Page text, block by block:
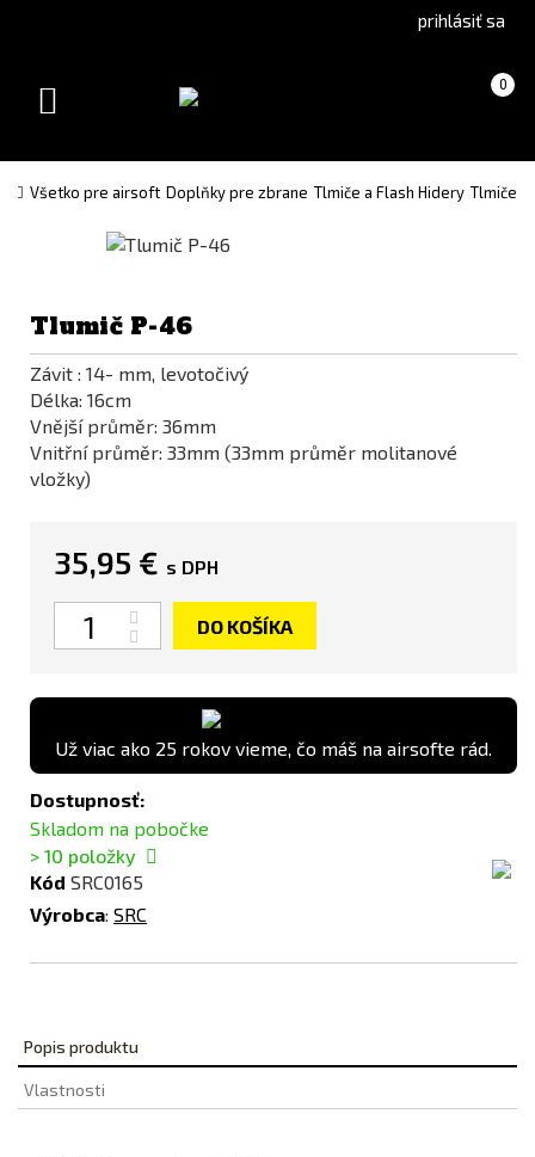
(Czech)version
prihlásiť sa
Košík 0
(prázdny)
Toggle
Všetko pre airsoft Doplňky pre zbrane Tlmiče a Flash Hidery Tlmiče
Tlumič P-46
Závit : 14- mm, levotočivý
Délka: 16cm
Vnější průměr: 36mm
Vnitřní průměr: 33mm (33mm průměr molitanové
vložky)
35,95 € s DPH
Množstvo
DO KOŠÍKA
Už viac ako 25 rokov vieme, čo máš na airsofte rád.
Dostupnosť:
Skladom na pobočke
> 10 položky
Kód SRC0165
Výrobca: SRC
Popis produktu
Vlastnosti